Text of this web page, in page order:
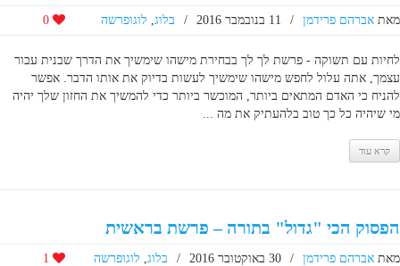
מאת אברהם פרידמן / 11 בנובמבר 2016 / בלוג, לוגופרשה
לחיות עם תשוקה - פרשת לך לך בבחירת מישהו שימשיך את הדרך שבנית עבור
עצמך, אתה עלול לחפש מישהו שימשיך לעשות בדיוק את אותו הדבר. אפשר
להניח כי האדם המתאים ביותר, המוכשר ביותר כדי להמשיך את החזון שלך יהיה
מי שיהיה כל כך טוב בלהעתיק את מה ...
קרא עוד
הפסוק הכי "גדול" בתורה – פרשת בראשית
מאת אברהם פרידמן / 30 באוקטובר 2016 / בלוג, לוגופרשה